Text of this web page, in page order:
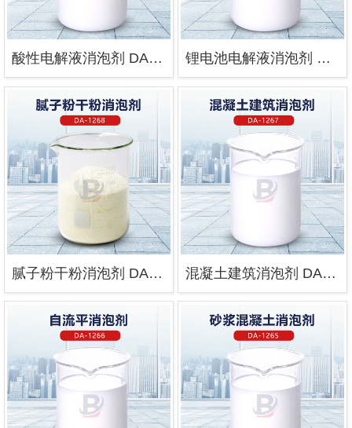
酸性电解液消泡剂 DA-1299 锂电池电解液消泡剂 DA-1296
腻子粉干粉消泡剂 DA-1268 混凝土建筑消泡剂 DA-1267